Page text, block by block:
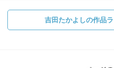
吉田たかよしの作品